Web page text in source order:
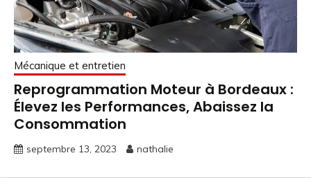
Mécanique et entretien
Reprogrammation Moteur à Bordeaux :
Élevez les Performances, Abaissez la
Consommation
septembre 13, 2023 nathalie